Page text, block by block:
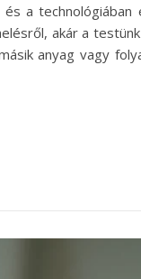
a technológiában
akár a
anyag vagy